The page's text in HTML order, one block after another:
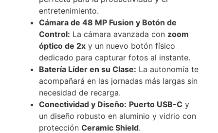
entretenimiento.
Cámara de 48 MP Fusion y Botón de
Control: La cámara avanzada con zoom
óptico de 2x y un nuevo botón físico
dedicado para capturar fotos al instante.
Batería Líder en su Clase: La autonomía te
acompañará en las jornadas más largas sin
necesidad de recarga.
Conectividad y Diseño: Puerto USB-C y
un diseño robusto en aluminio y vidrio con
protección Ceramic Shield.